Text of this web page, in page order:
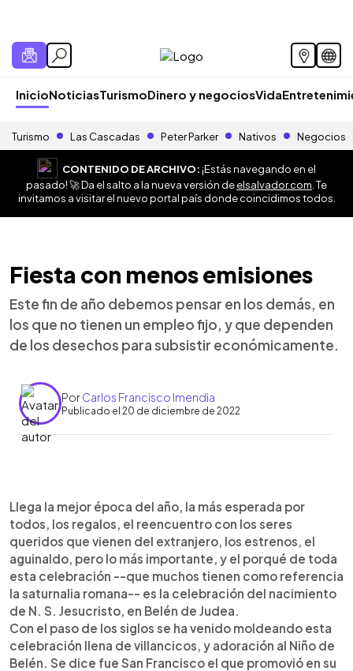
InicioNoticiasTurismoDinero y negociosVida
Turismo Las Cascadas Peter Parker Nativos Negocios
CONTENIDO DE ARCHIVO:¡Estás navegando en el
pasado! 🚀 Da el salto a la nueva versión deelsalvador.com . Te
invitamos a visitar el nuevo portal país donde coincidimos todos.
Fiesta con menos emisiones
Este fin de año debemos pensar en los demás, en
los que no tienen un empleo fijo, y que dependen
de los desechos para subsistir económicamente.
PorCarlos Francisco Imendia
Publicado el 20 de diciembre de 2022
► Escuchar artículo
Llega la mejor época del año, la más esperada por
todos, los regalos, el reencuentro con los seres
queridos que vienen del extranjero, los estrenos, el
aguinaldo, pero lo más importante, y el porqué de toda
esta celebración --que muchos tienen como referencia
la saturnalia romana-- es la celebración del nacimiento
de N. S. Jesucristo, en Belén de Judea.
Con el paso de los siglos se ha venido moldeando esta
celebración llena de villancicos, y adoración al Niño de
Belén. Se dice fue San Francisco el que promovió en su